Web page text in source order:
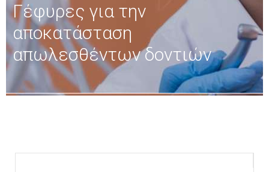
Γέφυρες για την
αποκατάσταση
απωλεσθέντων δοντιών